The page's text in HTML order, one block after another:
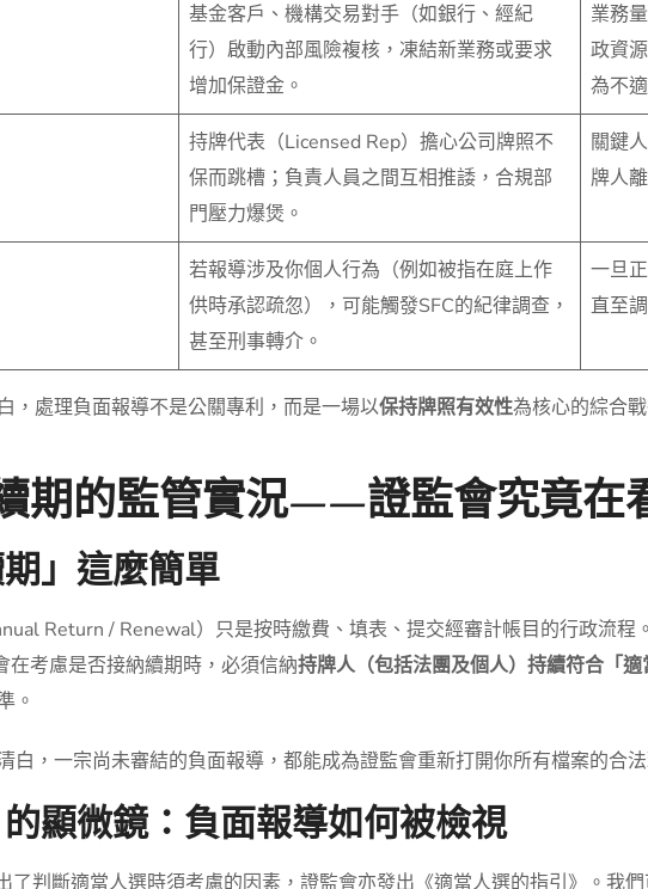
基金客戶、機構交易對手（如銀行、經紀
行）啟動內部風險複核，凍結新業務或要求
增加保證金。
業務
政資
為不
持牌代表（Licensed Rep）擔心公司牌照不
保而跳槽；負責人員之間互相推諉，合規部
門壓力爆煲。
關鍵
牌人
若報導涉及你個人行為（例如被指在庭上作
供時承認疏忽），可能觸發SFC的紀律調查，
甚至刑事轉介。
一旦
直至
，處理負面報導不是公關專利，而是一場以保持牌照有效性為核心的綜合
期的監管實況——證監會究竟在
」這麼簡單
Return / Renewal）只是按時繳費、填表、提交經審計帳目的行政流
考慮是否接納續期時，必須信納持牌人（包括法團及個人）持續符合「
。
白，一宗尚未審結的負面報導，都能成為證監會重新打開你所有檔案的合
顯微鏡：負面報導如何被檢視
了判斷適當人選時須考慮的因素，證監會亦發出《適當人選的指引》。我